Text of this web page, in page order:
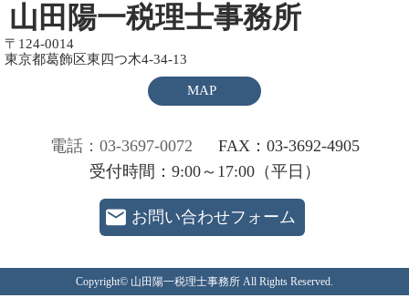
山田陽一税理士事務所
〒124-0014
東京都葛飾区東四つ木4-34-13
MAP
電話：03-3697-0072
FAX：03-3692-4905
受付時間：9:00～17:00（平日）
お問い合わせフォーム
Copyright© 山田陽一税理士事務所 All Rights Reserved.